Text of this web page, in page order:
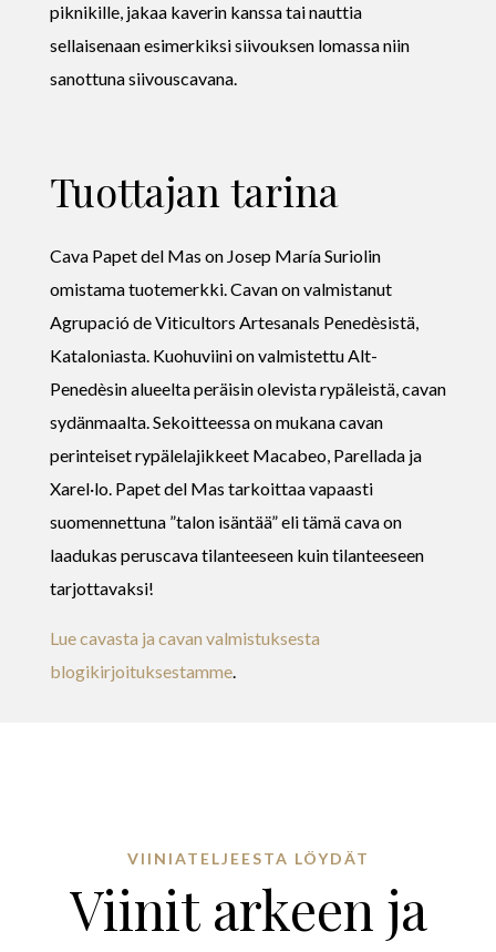
piknikille, jakaa kaverin kanssa tai nauttia
sellaisenaan esimerkiksi siivouksen lomassa niin
sanottuna siivouscavana.
Tuottajan tarina
Cava Papet del Mas on Josep María Suriolin
omistama tuotemerkki. Cavan on valmistanut
Agrupació de Viticultors Artesanals Penedèsistä,
Kataloniasta. Kuohuviini on valmistettu Alt-
Penedèsin alueelta peräisin olevista rypäleistä, cavan
sydänmaalta. Sekoitteessa on mukana cavan
perinteiset rypälelajikkeet Macabeo, Parellada ja
Xarel·lo. Papet del Mas tarkoittaa vapaasti
suomennettuna ”talon isäntää” eli tämä cava on
laadukas peruscava tilanteeseen kuin tilanteeseen
tarjottavaksi!
Lue cavasta ja cavan valmistuksesta
blogikirjoituksestamme.
VIINIATELJEESTA LÖYDÄT
Viinit arkeen ja